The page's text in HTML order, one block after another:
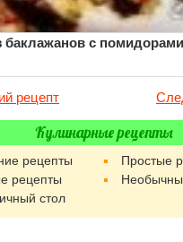
баклажанов с
рецепт
Кулинарные рецепты
рецепты
Простые
рецепты
стол